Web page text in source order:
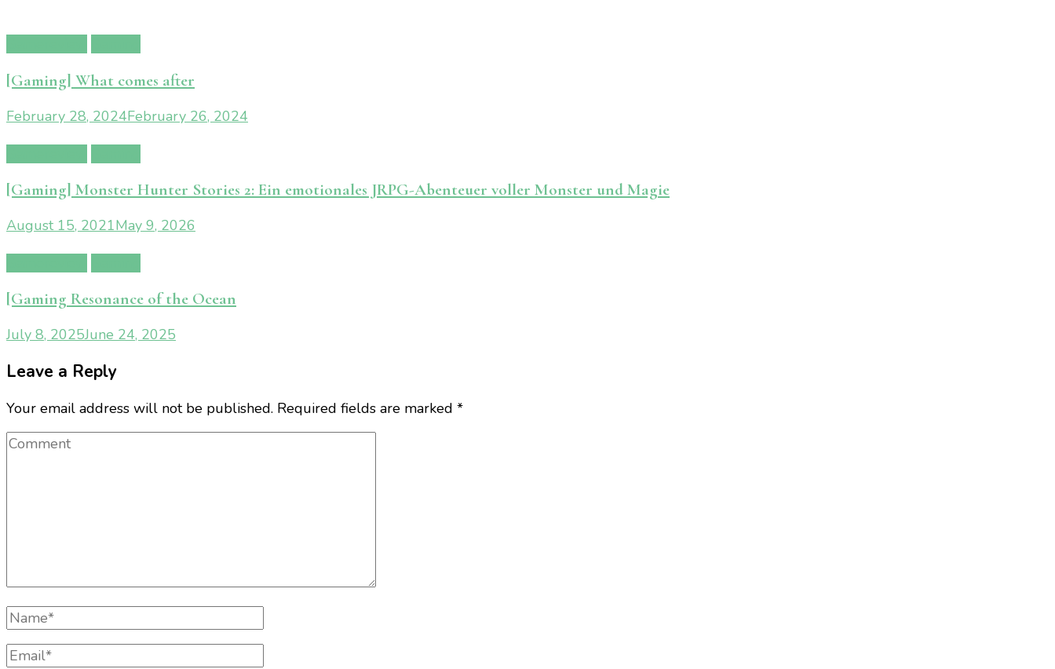
[Gaming] What comes after
February 28, 2024February 26, 2024
[Gaming] Monster Hunter Stories 2: Ein emotionales JRPG-Abenteuer voller Monster und Magie
August 15, 2021May 9, 2026
[Gaming Resonance of the Ocean
July 8, 2025June 24, 2025
Leave a Reply
Your email address will not be published. Required fields are marked *
Comment
Full
Name
Email